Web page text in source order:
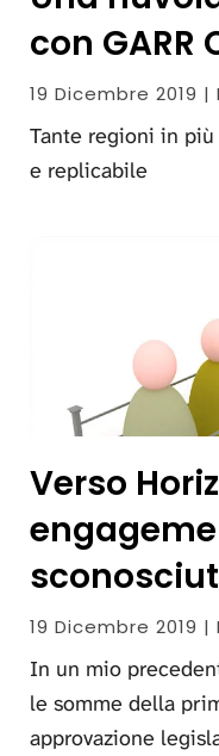
con GARR
19 Dicembre 2019 |
Tante regioni in
e replicabile
Verso
19 Dicembre 2019
In un mio
le somme della
approvazione